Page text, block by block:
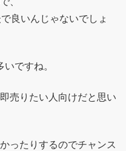
良いんじゃないでしょ
ですね。
売りたい人向けだと思い
ったりするのでチャンス